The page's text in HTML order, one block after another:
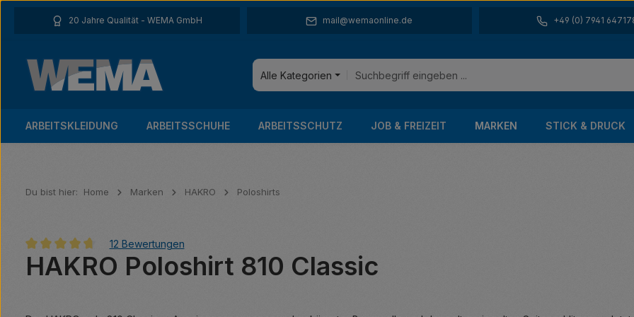
Hauptinhalt springen
Zur Suche springen
Zur Hauptnavigation springen
20 Jahre Qualität - WEMA GmbH mail@wemaonline.de +49 (0) 7941
Alle Kategorien
ARBEITSKLEIDUNG ARBEITSSCHUHE ARBEITSSCHUTZ JOB & FREIZEIT MARKEN STICK & DRUCK
Du bist hier: Home Marken HAKRO Poloshirts
Durchschnittliche Bewertung von 4.83 von 5 Sternen
12 Bewertungen
HAKRO Poloshirt 810 Classic